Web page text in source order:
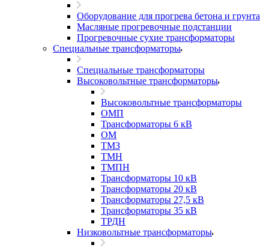
Оборудование для прогрева бетона и грунта
Масляные прогревочные подстанции
Прогревочные сухие трансформаторы
Специальные трансформаторы
Специальные трансформаторы
Высоковольтные трансформаторы
Высоковольтные трансформаторы
ОМП
Трансформаторы 6 кВ
ОМ
ТМЗ
ТМН
ТМПН
Трансформаторы 10 кВ
Трансформаторы 20 кВ
Трансформаторы 27,5 кВ
Трансформаторы 35 кВ
ТРДН
Низковольтные трансформаторы